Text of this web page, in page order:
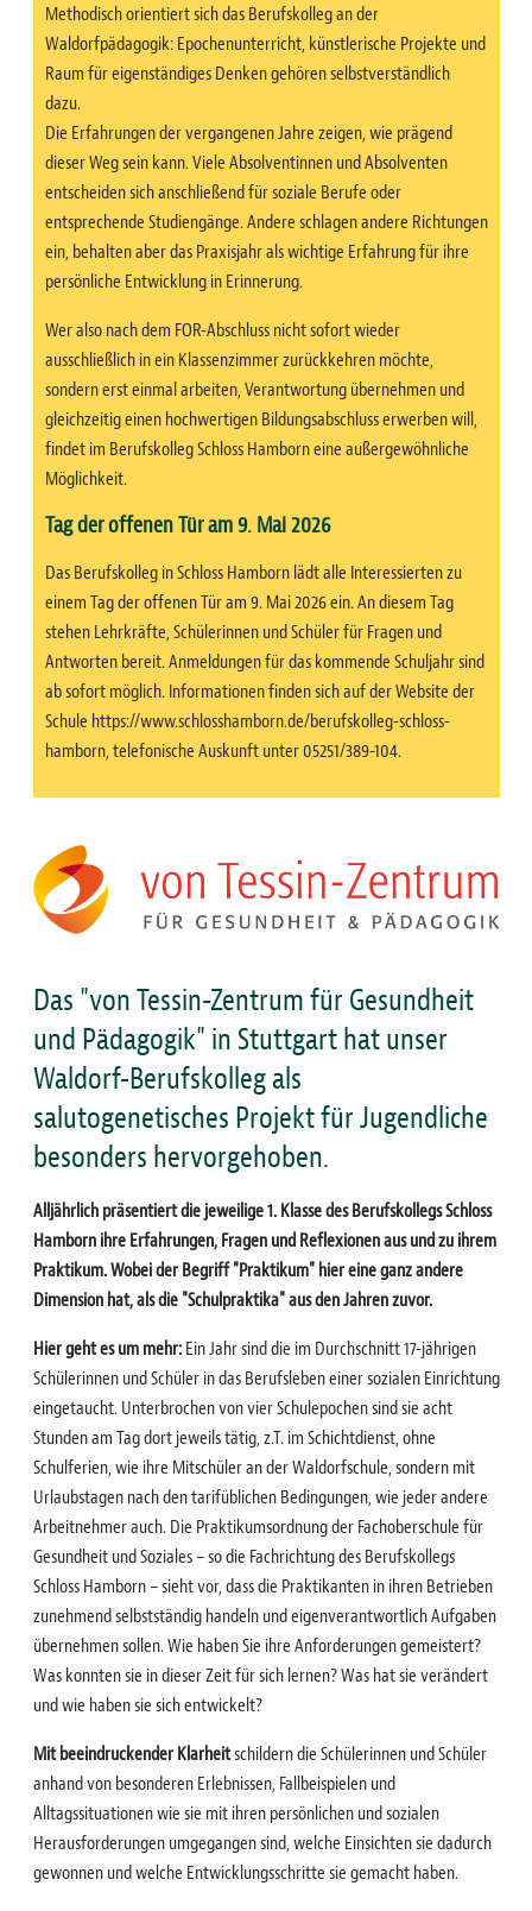
Methodisch orientiert sich das Berufskolleg an der
Waldorfpädagogik: Epochenunterricht, künstlerische Projekte und
Raum für eigenständiges Denken gehören selbstverständlich
dazu.
Die Erfahrungen der vergangenen Jahre zeigen, wie prägend
dieser Weg sein kann. Viele Absolventinnen und Absolventen
entscheiden sich anschließend für soziale Berufe oder
entsprechende Studiengänge. Andere schlagen andere Richtungen
ein, behalten aber das Praxisjahr als wichtige Erfahrung für ihre
persönliche Entwicklung in Erinnerung.
Wer also nach dem FOR-Abschluss nicht sofort wieder
ausschließlich in ein Klassenzimmer zurückkehren möchte,
sondern erst einmal arbeiten, Verantwortung übernehmen und
gleichzeitig einen hochwertigen Bildungsabschluss erwerben will,
findet im Berufskolleg Schloss Hamborn eine außergewöhnliche
Möglichkeit.
Tag der offenen Tür am 9. Mai 2026
Das Berufskolleg in Schloss Hamborn lädt alle Interessierten zu
einem Tag der offenen Tür am 9. Mai 2026 ein. An diesem Tag
stehen Lehrkräfte, Schülerinnen und Schüler für Fragen und
Antworten bereit. Anmeldungen für das kommende Schuljahr sind
ab sofort möglich. Informationen finden sich auf der Website der
Schule https://www.schlosshamborn.de/berufskolleg-schloss-
hamborn, telefonische Auskunft unter 05251/389-104.
Bild
Das "von Tessin-Zentrum für Gesundheit
und Pädagogik" in Stuttgart hat unser
Waldorf-Berufskolleg als
salutogenetisches Projekt für Jugendliche
besonders hervorgehoben.
Alljährlich präsentiert die jeweilige 1. Klasse des Berufskollegs Schloss
Hamborn ihre Erfahrungen, Fragen und Reflexionen aus und zu ihrem
Praktikum. Wobei der Begriff "Praktikum" hier eine ganz andere
Dimension hat, als die "Schulpraktika" aus den Jahren zuvor.
Hier geht es um mehr: Ein Jahr sind die im Durchschnitt 17-jährigen
Schülerinnen und Schüler in das Berufsleben einer sozialen Einrichtung
eingetaucht. Unterbrochen von vier Schulepochen sind sie acht
Stunden am Tag dort jeweils tätig, z.T. im Schichtdienst, ohne
Schulferien, wie ihre Mitschüler an der Waldorfschule, sondern mit
Urlaubstagen nach den tarifüblichen Bedingungen, wie jeder andere
Arbeitnehmer auch. Die Praktikumsordnung der Fachoberschule für
Gesundheit und Soziales – so die Fachrichtung des Berufskollegs
Schloss Hamborn – sieht vor, dass die Praktikanten in ihren Betrieben
zunehmend selbstständig handeln und eigenverantwortlich Aufgaben
übernehmen sollen. Wie haben Sie ihre Anforderungen gemeistert?
Was konnten sie in dieser Zeit für sich lernen? Was hat sie verändert
und wie haben sie sich entwickelt?
Mit beeindruckender Klarheitschildern die Schülerinnen und Schüler
anhand von besonderen Erlebnissen, Fallbeispielen und
Alltagssituationen wie sie mit ihren persönlichen und sozialen
Herausforderungen umgegangen sind, welche Einsichten sie dadurch
gewonnen und welche Entwicklungsschritte sie gemacht haben.